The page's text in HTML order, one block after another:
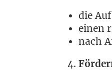
die
einen
nach